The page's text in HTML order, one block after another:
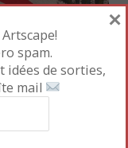
spam.
idées de sorties,
mail
×